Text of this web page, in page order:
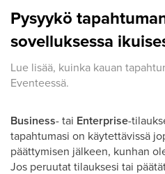
Pysyykö
sovelluksessa
Lue lisää, kuinka kauan
Eventeessä.
Business- tai Enterprise-
tapahtumasi on käytettävissä
päättymisen jälkeen, kunhan
Jos peruutat tilauksesi tai